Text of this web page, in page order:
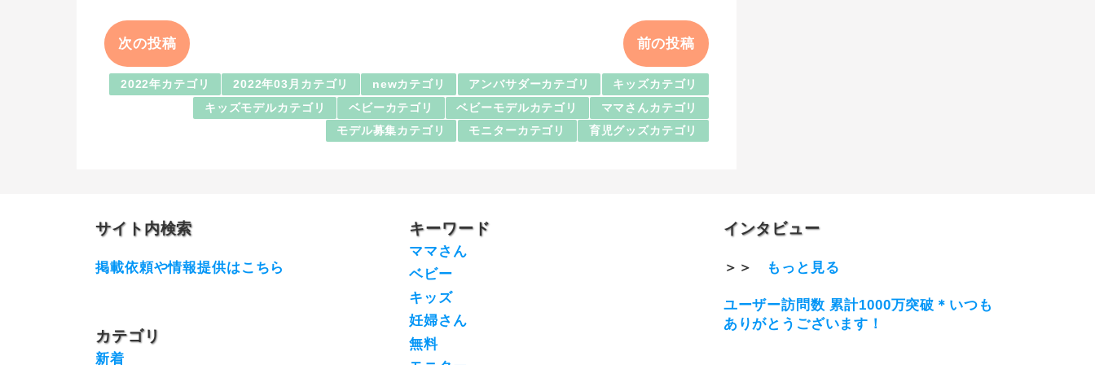
次の投稿 前の投稿
2022年カテゴリ 2022年03月カテゴリ newカテゴリ アンバサダーカテゴリ
キッズカテゴリ
キッズモデルカテゴリ
ベビーカテゴリ ベビーモデルカテゴリ
ママさんカテゴリ
モデル募集カテゴリ
モニターカテゴリ 育児グッズカテゴリ
サイト内検索
掲載依頼や情報提供はこちら
カテゴリ
新着
キーワード
ママさん
ベビー
キッズ
妊婦さん
無料
インタビュー
＞＞ もっと見る
ユーザー訪問数 累計1000万突破＊いつも
ありがとうございます！